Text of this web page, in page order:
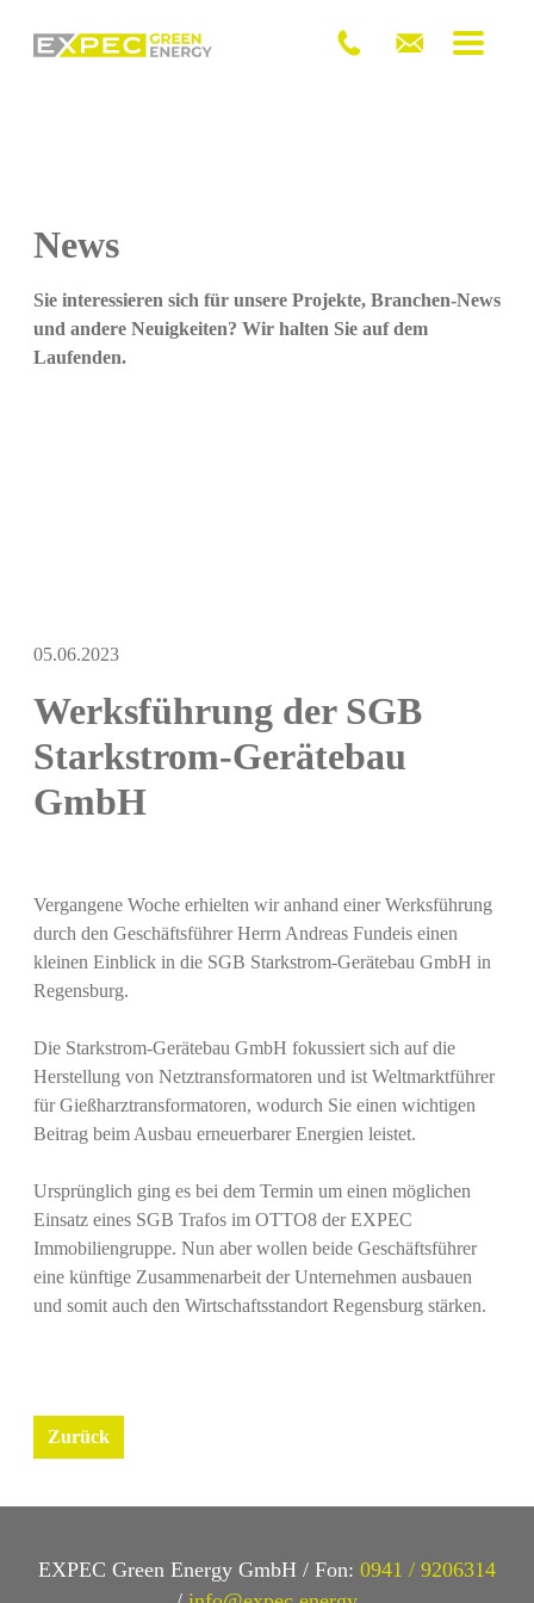
News
Sie interessieren sich für unsere Projekte, Branchen-News
und andere Neuigkeiten? Wir halten Sie auf dem
Laufenden.
05.06.2023
Werksführung der SGB
Starkstrom-Gerätebau
GmbH
Vergangene Woche erhielten wir anhand einer Werksführung
durch den Geschäftsführer Herrn Andreas Fundeis einen
kleinen Einblick in die SGB Starkstrom-Gerätebau GmbH in
Regensburg.
Die Starkstrom-Gerätebau GmbH fokussiert sich auf die
Herstellung von Netztransformatoren und ist Weltmarktführer
für Gießharztransformatoren, wodurch Sie einen wichtigen
Beitrag beim Ausbau erneuerbarer Energien leistet.
Ursprünglich ging es bei dem Termin um einen möglichen
Einsatz eines SGB Trafos im OTTO8 der EXPEC
Immobiliengruppe. Nun aber wollen beide Geschäftsführer
eine künftige Zusammenarbeit der Unternehmen ausbauen
und somit auch den Wirtschaftsstandort Regensburg stärken.
Zurück
EXPEC Green Energy GmbH / Fon: 0941 / 9206314